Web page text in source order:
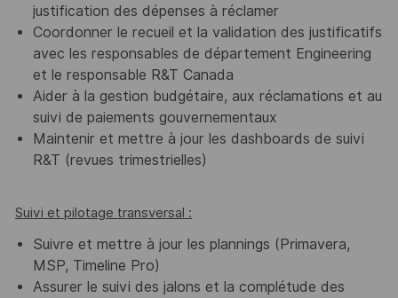
justification des dépenses à réclamer
Coordonner le recueil et la validation des justificatifs
avec les responsables de département Engineering
et le responsable R&T Canada
Aider à la gestion budgétaire, aux réclamations et au
suivi de paiements gouvernementaux
Maintenir et mettre à jour les dashboards de suivi
R&T (revues trimestrielles)
Suivi et pilotage transversal :
Suivre et mettre à jour les plannings (Primavera,
MSP, Timeline Pro)
Assurer le suivi des jalons et la complétude des